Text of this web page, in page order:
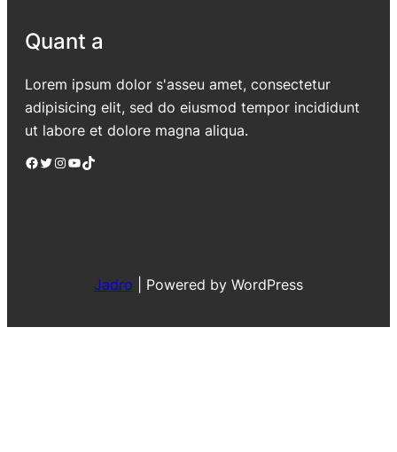
Quant a
Lorem ipsum dolor s'asseu amet, consectetur
adipisicing elit, sed do eiusmod tempor incididunt
ut labore et dolore magna aliqua.
Facebook Twitter Instagram YouTube TikTok
Jadro Powered by WordPress